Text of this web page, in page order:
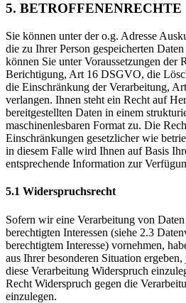
5. BETROFFENENRECHTE
Sie können unter der o.g. Adresse
die zu Ihrer Person gespeicherten
können Sie unter Voraussetzungen der
Berichtigung, Art 16 DSGVO, die
die Einschränkung der Verarbeitung,
verlangen. Ihnen steht ein Recht auf
bereitgestellten Daten in einem
maschinenlesbaren Format zu. Die
Einschränkungen gesetzlicher wie
in diesem Falle wird Ihnen auf Basis
entsprechende Information zur
5.1 Widerspruchsrecht
Sofern wir eine Verarbeitung von
berechtigten Interessen (siehe 2.3
berechtigtem Interesse) vornehmen,
aus Ihrer besonderen Situation
diese Verarbeitung Widerspruch
Recht Widerspruch gegen die
einzulegen.